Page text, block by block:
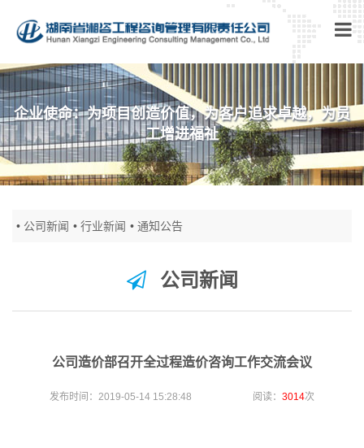
企业使命：为项目创造价值，为客户追求卓越，为员
工增进福祉
公司新闻 行业新闻 通知公告
公司新闻
公司造价部召开全过程造价咨询工作交流会议
发布时间：2019-05-14 15:28:48 阅读： 3014次